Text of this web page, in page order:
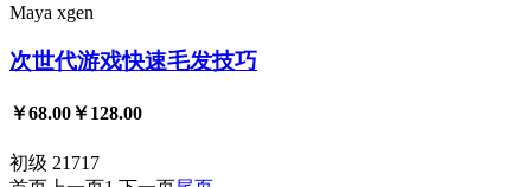
Maya xgen
次世代游戏快速毛发技巧
￥68.00￥128.00
初级 21717